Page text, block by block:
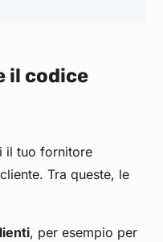
il codice
il tuo fornitore
Tra queste, le
, per esempio per